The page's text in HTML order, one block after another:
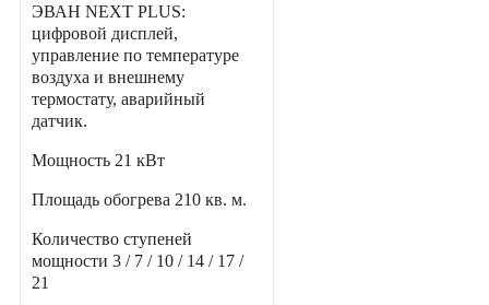
ЭВАН NEXT PLUS:
цифровой дисплей,
управление по температуре
воздуха и внешнему
термостату, аварийный
датчик.
Мощность 21 кВт
Площадь обогрева 210 кв. м.
Количество ступеней
мощности 3 / 7 / 10 / 14 / 17 /
21